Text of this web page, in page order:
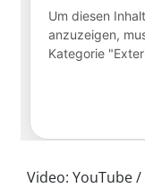
Video: YouTube /